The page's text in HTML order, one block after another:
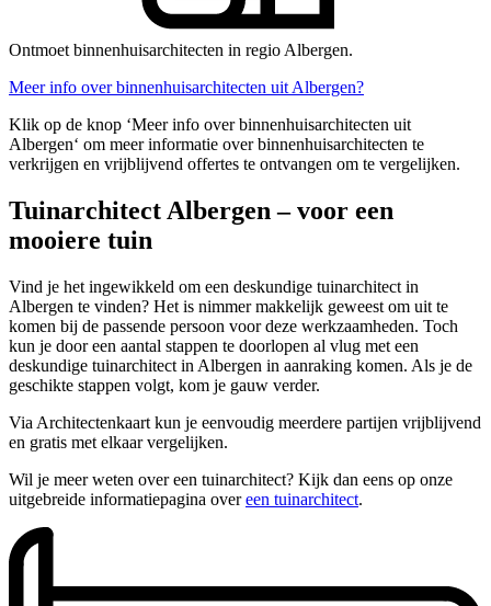
Ontmoet binnenhuisarchitecten in regio Albergen.
Meer info over binnenhuisarchitecten uit Albergen?
Klik op de knop ‘Meer info over binnenhuisarchitecten uit
Albergen‘ om meer informatie over binnenhuisarchitecten te
verkrijgen en vrijblijvend offertes te ontvangen om te vergelijken.
Tuinarchitect Albergen – voor een
mooiere tuin
Vind je het ingewikkeld om een deskundige tuinarchitect in
Albergen te vinden? Het is nimmer makkelijk geweest om uit te
komen bij de passende persoon voor deze werkzaamheden. Toch
kun je door een aantal stappen te doorlopen al vlug met een
deskundige tuinarchitect in Albergen in aanraking komen. Als je de
geschikte stappen volgt, kom je gauw verder.
Via Architectenkaart kun je eenvoudig meerdere partijen vrijblijvend
en gratis met elkaar vergelijken.
Wil je meer weten over een tuinarchitect? Kijk dan eens op onze
uitgebreide informatiepagina overeen tuinarchitect.